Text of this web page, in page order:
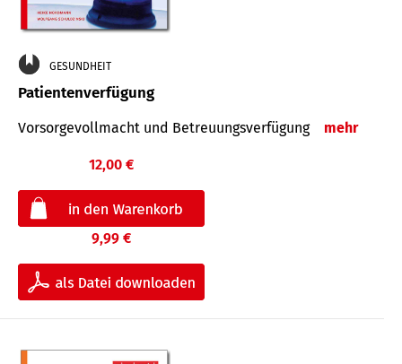
GESUNDHEIT
Patientenverfügung
Vorsorgevollmacht und Betreuungsverfügung mehr
12,00 €
9,99 €